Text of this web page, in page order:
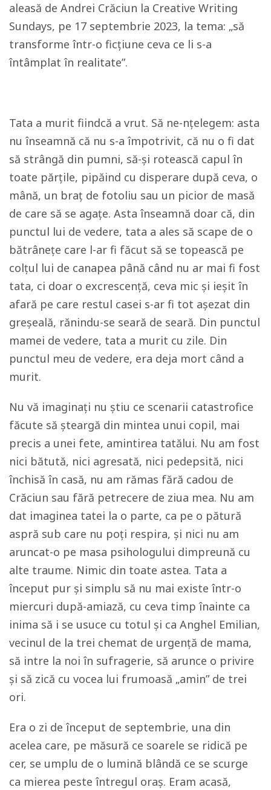
aleasă de Andrei Crăciun la Creative Writing
Sundays, pe 17 septembrie 2023, la tema: „să
transforme într-o ficțiune ceva ce li s-a
întâmplat în realitate”.
Tata a murit fiindcă a vrut. Să ne-nțelegem: asta
nu înseamnă că nu s-a împotrivit, că nu o fi dat
să strângă din pumni, să-și rotească capul în
toate părțile, pipăind cu disperare după ceva, o
mână, un braț de fotoliu sau un picior de masă
de care să se agațe. Asta înseamnă doar că, din
punctul lui de vedere, tata a ales să scape de o
bătrânețe care l-ar fi făcut să se topească pe
colțul lui de canapea până când nu ar mai fi fost
tata, ci doar o excrescență, ceva mic și ieșit în
afară pe care restul casei s-ar fi tot așezat din
greșeală, rănindu-se seară de seară. Din punctul
mamei de vedere, tata a murit cu zile. Din
punctul meu de vedere, era deja mort când a
murit.
Nu vă imaginați nu știu ce scenarii catastrofice
făcute să șteargă din mintea unui copil, mai
precis a unei fete, amintirea tatălui. Nu am fost
nici bătută, nici agresată, nici pedepsită, nici
închisă în casă, nu am rămas fără cadou de
Crăciun sau fără petrecere de ziua mea. Nu am
dat imaginea tatei la o parte, ca pe o pătură
aspră sub care nu poți respira, și nici nu am
aruncat-o pe masa psihologului dimpreună cu
alte traume. Nimic din toate astea. Tata a
început pur și simplu să nu mai existe într-o
miercuri după-amiază, cu ceva timp înainte ca
inima să i se usuce cu totul și ca Anghel Emilian,
vecinul de la trei chemat de urgență de mama,
să intre la noi în sufragerie, să arunce o privire
și să zică cu vocea lui frumoasă „amin” de trei
ori.
Era o zi de început de septembrie, una din
acelea care, pe măsură ce soarele se ridică pe
cer, se umplu de o lumină blândă ce se scurge
ca mierea peste întregul oraș. Eram acasă,